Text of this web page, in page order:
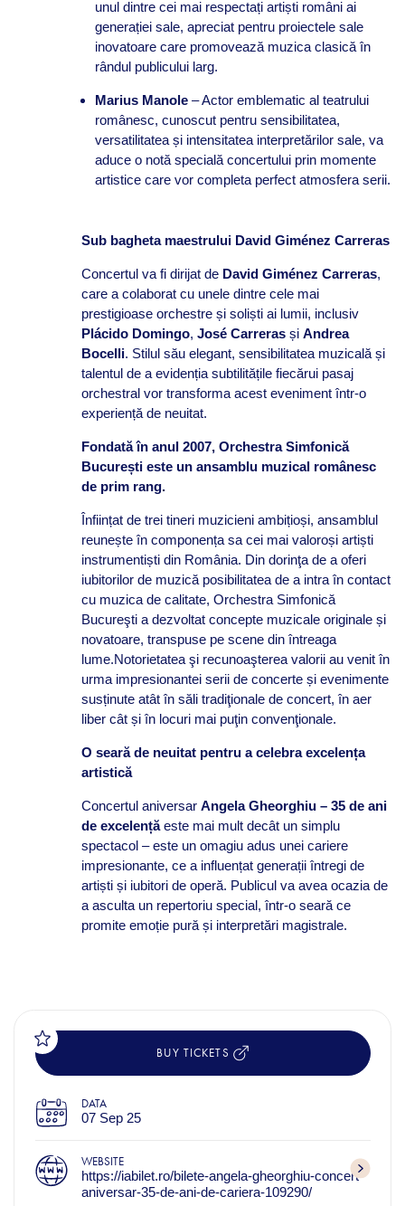
unul dintre cei mai respectați artiști români ai
generației sale, apreciat pentru proiectele sale
inovatoare care promovează muzica clasică în
rândul publicului larg.
Marius Manole– Actor emblematic al teatrului
românesc, cunoscut pentru sensibilitatea,
versatilitatea și intensitatea interpretărilor sale, va
aduce o notă specială concertului prin momente
artistice care vor completa perfect atmosfera serii.
Sub bagheta maestrului David Giménez Carreras
Concertul va fi dirijat de David Giménez Carreras,
care a colaborat cu unele dintre cele mai
prestigioase orchestre și soliști ai lumii, inclusiv
Plácido Domingo, José Carrerasși Andrea
Bocelli. Stilul său elegant, sensibilitatea muzicală și
talentul de a evidenția subtilitățile fiecărui pasaj
orchestral vor transforma acest eveniment într-o
experiență de neuitat.
Fondată în anul 2007, Orchestra Simfonică
București este un ansamblu muzical românesc
de prim rang.
Înființat de trei tineri muzicieni ambițioși, ansamblul
reunește în componența sa cei mai valoroși artiști
instrumentiști din România. Din dorinţa de a oferi
iubitorilor de muzică posibilitatea de a intra în contact
cu muzica de calitate, Orchestra Simfonică
Bucureşti a dezvoltat concepte muzicale originale și
novatoare, transpuse pe scene din întreaga
lume.Notorietatea şi recunoaşterea valorii au venit în
urma impresionantei serii de concerte și evenimente
susținute atât în săli tradiţionale de concert, în aer
liber cât și în locuri mai puţin convenţionale.
O seară de neuitat pentru a celebra excelența
artistică
Concertul aniversar Angela Gheorghiu – 35 de ani
de excelențăeste mai mult decât un simplu
spectacol – este un omagiu adus unei cariere
impresionante, ce a influențat generații întregi de
artiști și iubitori de operă. Publicul va avea ocazia de
a asculta un repertoriu special, într-o seară ce
promite emoție pură și interpretări magistrale.
BUY TICKETS
DATA
07 Sep 25
WEBSITE
https://iabilet.ro/bilete-angela-gheorghiu-concert-
aniversar-35-de-ani-de-cariera-109290/